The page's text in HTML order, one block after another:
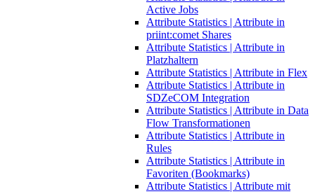
Active Jobs
Attribute Statistics | Attribute in
priint:comet Shares
Attribute Statistics | Attribute in
Platzhaltern
Attribute Statistics | Attribute in Flex
Attribute Statistics | Attribute in
SDZeCOM Integration
Attribute Statistics | Attribute in Data
Flow Transformationen
Attribute Statistics | Attribute in
Rules
Attribute Statistics | Attribute in
Favoriten (Bookmarks)
Attribute Statistics | Attribute mit